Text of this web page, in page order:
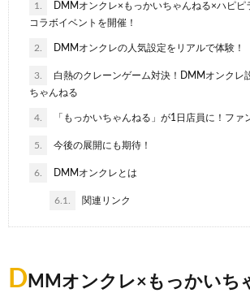
1.
DMMオンクレ×もっかいちゃんねる×ハピピ
コラボイベントを開催！
2. DMMオンクレの人気設定をリアルで体験！
3.
白熱のクレーンゲーム対決！DMMオンクレ
ちゃんねる
4. 「もっかいちゃんねる」が1日店員に！ファ
5. 今後の展開にも期待！
6. DMMオンクレとは
6.1. 関連リンク
D MMオンクレ×もっかいち